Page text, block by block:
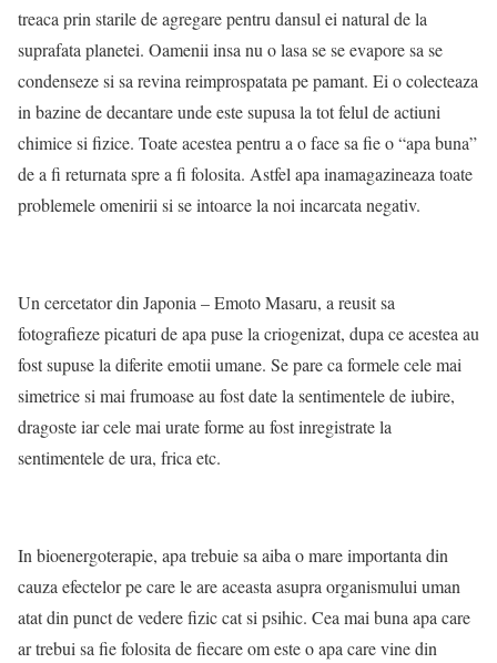
treaca prin starile de agregare pentru dansul ei natural de la
suprafata planetei. Oamenii insa nu o lasa se se evapore sa se
condenseze si sa revina reimprospatata pe pamant. Ei o colecteaza
in bazine de decantare unde este supusa la tot felul de actiuni
chimice si fizice. Toate acestea pentru a o face sa fie o “apa buna”
de a fi returnata spre a fi folosita. Astfel apa inamagazineaza toate
problemele omenirii si se intoarce la noi incarcata negativ.
Un cercetator din Japonia – Emoto Masaru, a reusit sa
fotografieze picaturi de apa puse la criogenizat, dupa ce acestea au
fost supuse la diferite emotii umane. Se pare ca formele cele mai
simetrice si mai frumoase au fost date la sentimentele de iubire,
dragoste iar cele mai urate forme au fost inregistrate la
sentimentele de ura, frica etc.
In bioenergoterapie, apa trebuie sa aiba o mare importanta din
cauza efectelor pe care le are aceasta asupra organismului uman
atat din punct de vedere fizic cat si psihic. Cea mai buna apa care
ar trebui sa fie folosita de fiecare om este o apa care vine din